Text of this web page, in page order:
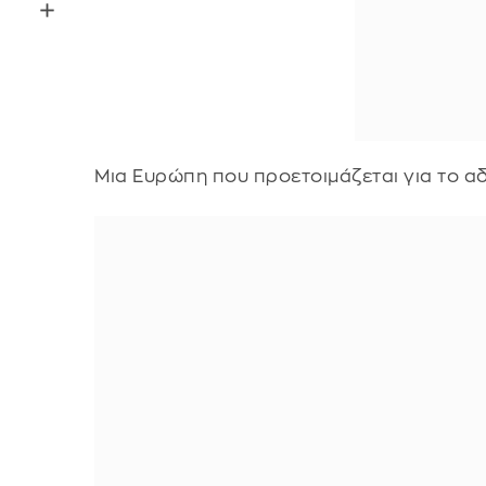
Μια Ευρώπη που προετοιμάζεται για το